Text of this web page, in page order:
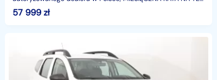
SAMOCHÓD JUŻ OD 345 PLN*Podana w ogłoszeniu loka
57 999 zł